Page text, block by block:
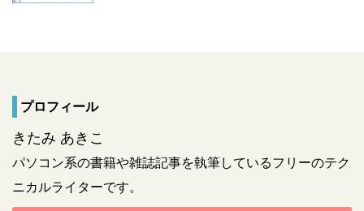
プロフィール
きたみ あきこ
パソコン系の書籍や雑誌記事を執筆しているフリーのテク
ニカルライターです。